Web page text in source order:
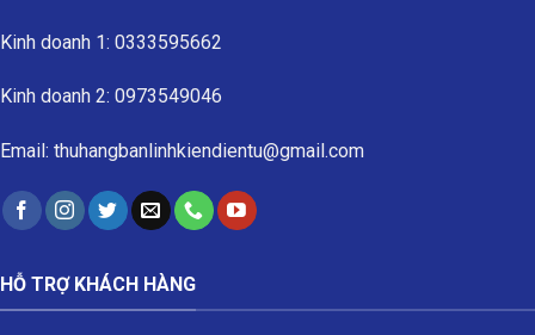
Kinh doanh 1: 0333595662
Kinh doanh 2: 0973549046
Email: thuhangbanlinhkiendientu@gmail.com
HỖ TRỢ KHÁCH HÀNG